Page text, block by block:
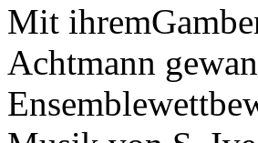
Mit
Achtmann